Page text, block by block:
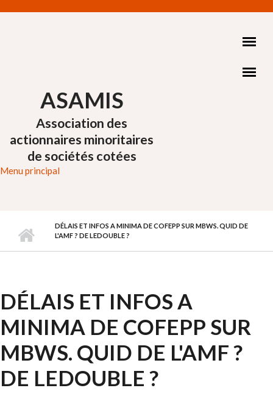
ASAMIS
Association des
actionnaires minoritaires
de sociétés cotées
Menu principal
DÉLAIS ET INFOS A MINIMA DE COFEPP SUR MBWS. QUID DE
L'AMF ? DE LEDOUBLE ?
DÉLAIS ET INFOS A
MINIMA DE COFEPP SUR
MBWS. QUID DE L'AMF ?
DE LEDOUBLE ?